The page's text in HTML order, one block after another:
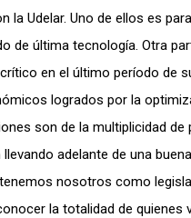
la Udelar. Uno de ellos es
de última tecnología. Otra
en el último período de
logrados por la
son de la multiplicidad
adelante de una
nosotros como
la totalidad de